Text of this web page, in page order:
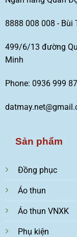
8888 008 008 - Bùi
499/6/13 đường
Minh
Phone: 0936 999
Sản phẩm
Đồng phục
Áo thun
Áo thun VNXK
Phụ kiện